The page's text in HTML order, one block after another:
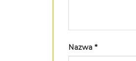
Nazwa *